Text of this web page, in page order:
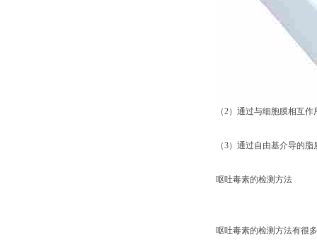
（2）通过与细胞膜相互作
（3）通过自由基介导的
呕吐毒素的检测方法
呕吐毒素的检测方法有很